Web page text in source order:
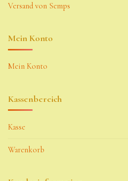
Versand von Semps
Mein Konto
Mein Konto
Kassenbereich
Kasse
Warenkorb